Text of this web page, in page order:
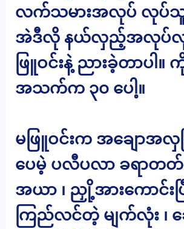
လက်သမားအလုပ် လုပ်
အဲဒီလို နယ်လှည့်အလုပ်လု
ဖြူဝင်းနဲ့ ညားခဲ့တာပါ။
အသက်က ၃၀ ပေါ့။
မဖြူဝင်းက အချောအ
ပေမဲ့ ပလီပလာ ခရာတ
အယာ ၊ ညှို့အားကောင်းပ
ကြည်လင်တဲ့ မျက်လုံး ၊